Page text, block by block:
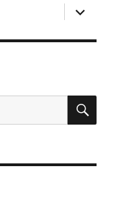
laienda